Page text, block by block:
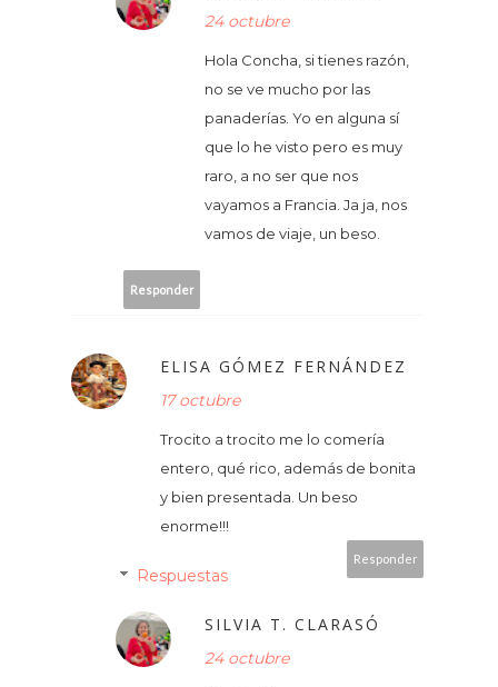
24 octubre
Hola Concha, si tienes razón,
no se ve mucho por las
panaderías. Yo en alguna sí
que lo he visto pero es muy
raro, a no ser que nos
vayamos a Francia. Ja ja, nos
vamos de viaje, un beso.
Responder
ELISA GÓMEZ FERNÁNDEZ
17 octubre
Trocito a trocito me lo comería
entero, qué rico, además de bonita
y bien presentada. Un beso
enorme!!!
Responder
Respuestas
SILVIA T. CLARASÓ
24 octubre